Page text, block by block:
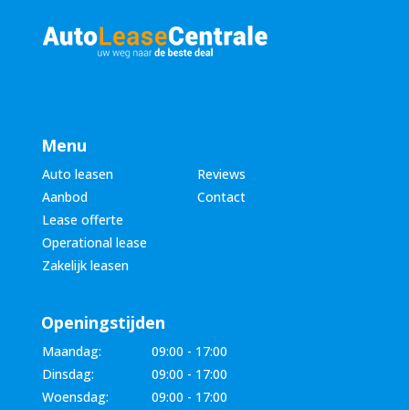
Menu
Auto leasen
Reviews
Aanbod
Contact
Lease offerte
Operational lease
Zakelijk leasen
Openingstijden
Maandag:
09:00 - 17:00
Dinsdag:
09:00 - 17:00
Woensdag:
09:00 - 17:00